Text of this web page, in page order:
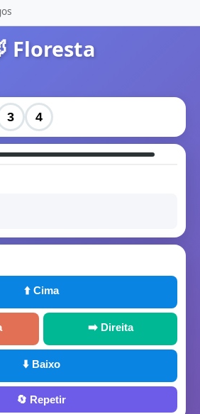
Floresta
3 4
⬆️ Cima
➡️ Direita
⬇️ Baixo
🔄 Repetir